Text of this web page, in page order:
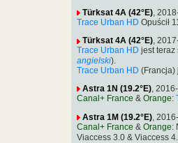
Türksat 4A (42°E),
Trace Urban HD Opuścił
Türksat 4A (42°E),
Trace Urban HD jest teraz
angielski).
Trace Urban HD (Francja)
Astra 1N (19.2°E),
Canal+ France & Orange:
Astra 1M (19.2°E) ,
Canal+ France & Orange:
Viaccess 3.0 & Viaccess